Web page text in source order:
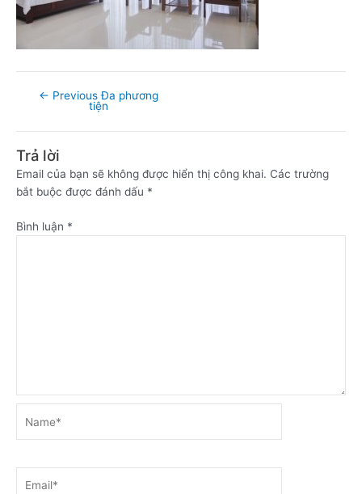
← Previous Đa phương
tiện
Trả lời
Email của bạn sẽ không được hiển thị công khai. Các trường
bắt buộc được đánh dấu *
Bình luận *